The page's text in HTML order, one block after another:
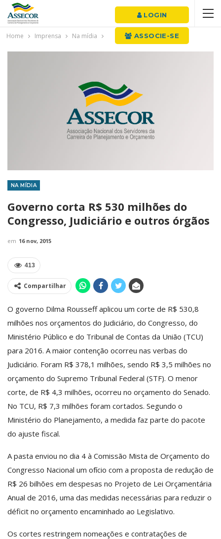
LOGIN
ASSOCIE-SE
Home Imprensa Na mídia
NA MÍDIA
Governo corta R$ 530 milhões do
Congresso, Judiciário e outros órgãos
em 16 nov, 2015
413
Compartilhar
O governo Dilma Rousseff aplicou um corte de R$ 530,8
milhões nos orçamentos do Judiciário, do Congresso, do
Ministério Público e do Tribunal de Contas da União (TCU)
para 2016. A maior contenção ocorreu nas verbas do
Judiciário. Foram R$ 378,1 milhões, sendo R$ 3,5 milhões no
orçamento do Supremo Tribunal Federal (STF). O menor
corte, de R$ 4,3 milhões, ocorreu no orçamento do Senado.
No TCU, R$ 7,3 milhões foram cortados. Segundo o
Ministério do Planejamento, a medida faz parte do pacote
do ajuste fiscal.
A pasta enviou no dia 4 à Comissão Mista de Orçamento do
Congresso Nacional um ofício com a proposta de redução de
R$ 26 bilhões em despesas no Projeto de Lei Orçamentária
Anual de 2016, uma das medidas necessárias para reduzir o
déficit no orçamento encaminhado ao Legislativo.
Os cortes restringem nomeações e contratações de